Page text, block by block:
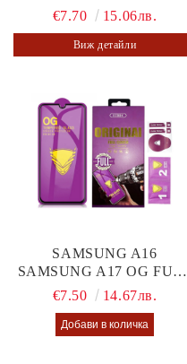
€7.70
15.06лв.
Виж детайли
SAMSUNG A16
SAMSUNG A17 OG FULL
GLUE GLASS
€7.50 14.67лв.